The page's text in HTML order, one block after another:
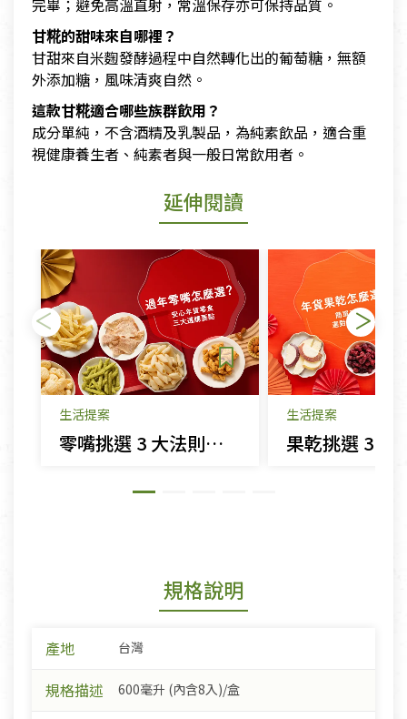
完畢；避免高溫直射，常溫保存亦可保持品質。
甘糀的甜味來自哪裡？
甘甜來自米麴發酵過程中自然轉化出的葡萄糖，無額
外添加糖，風味清爽自然。
這款甘糀適合哪些族群飲用？
成分單純，不含酒精及乳製品，為純素飲品，適合重
視健康養生者、純素者與一般日常飲用者。
延伸閱讀
生活提案
零嘴挑選 3 大法則｜年貨這樣買，安心跟着來
生活提案
規格說明
產地 台灣
規格描述 600毫升 (內含8入)/盒